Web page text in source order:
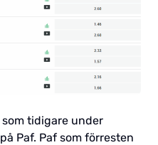
tidigare under
Paf. Paf som förresten